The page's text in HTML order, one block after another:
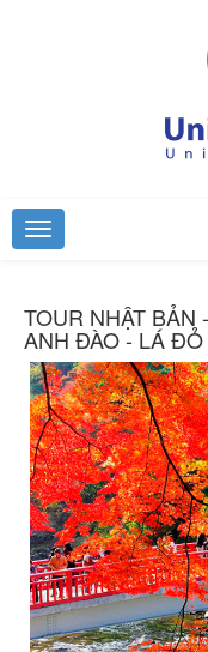
TOUR NHẬT BẢN
ANH ĐÀO - LÁ